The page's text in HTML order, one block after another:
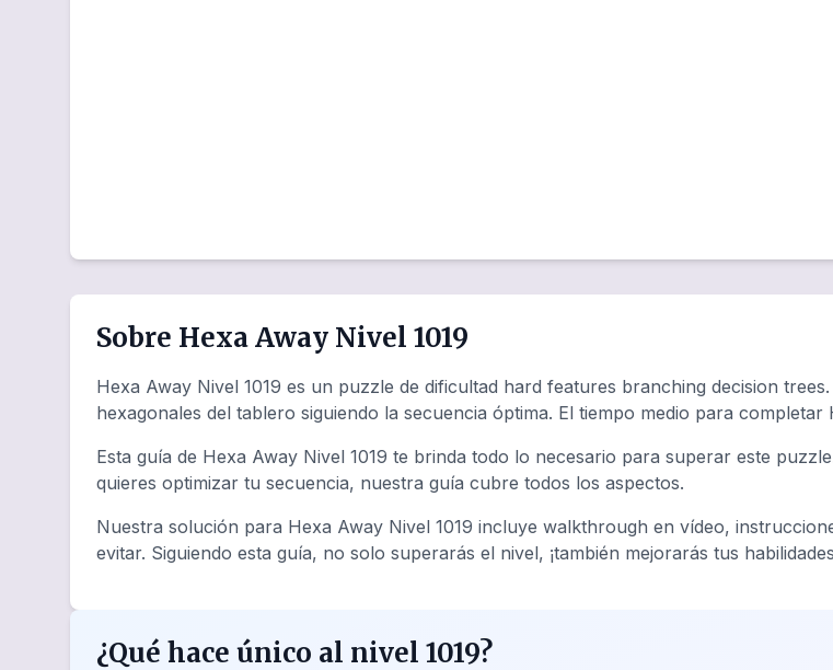
Sobre Hexa Away Nivel 1019
Hexa Away Nivel 1019 es un puzzle de dificultad hard features branching decision
hexagonales del tablero siguiendo la secuencia óptima. El tiempo medio para
Esta guía de Hexa Away Nivel 1019 te brinda todo lo necesario para superar este
quieres optimizar tu secuencia, nuestra guía cubre todos los aspectos.
Nuestra solución para Hexa Away Nivel 1019 incluye walkthrough en vídeo,
evitar. Siguiendo esta guía, no solo superarás el nivel, ¡también mejorarás tus
¿Qué hace único al nivel 1019?